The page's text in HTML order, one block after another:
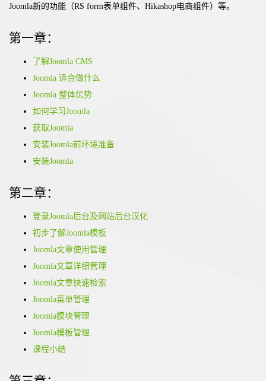
Joomla新的功能（RS form表单组件、Hikashop电商组件）等。
第一章：
了解Joomla CMS
Joomla 适合做什么
Joomla 整体优势
如何学习Joomla
获取Joomla
安装Joomla前环境准备
安装Joomla
第二章：
登录Joomla后台及网站后台汉化
初步了解Joomla模板
Joomla文章使用管理
Joomla文章详细管理
Joomla文章快速检索
Joomla菜单管理
Joomla模块管理
Joomla模板管理
课程小结